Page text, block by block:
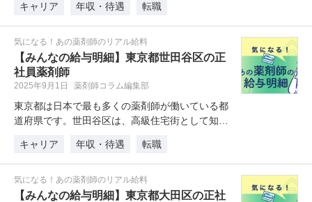
キャリア
年収・待遇 転職
気になる！あの薬剤師のリアル給料
【みんなの給与明細】東京都世田谷区の正
社員薬剤師
2025年9月1日 薬剤師コラム編集部
東京都は日本で最も多くの薬剤師が働いている都
道府県です。世田谷区は、高級住宅街として知ら
キャリア
年収・待遇 転職
気になる！あの薬剤師のリアル給料
【みんなの給与明細】東京都大田区の正社